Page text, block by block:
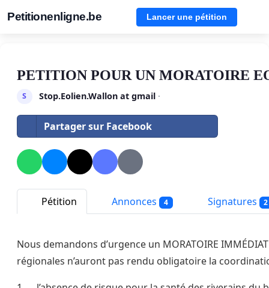
Petitionenligne.be Lancer une pétition
PETITION POUR UN MORATOIRE
S Stop.Eolien.Wallon at gmail·
Partager sur Facebook
Pétition Annonces 4 Signatures
Nous demandons d’urgence un MORATOIRE
régionales n’auront pas rendu obligatoire la